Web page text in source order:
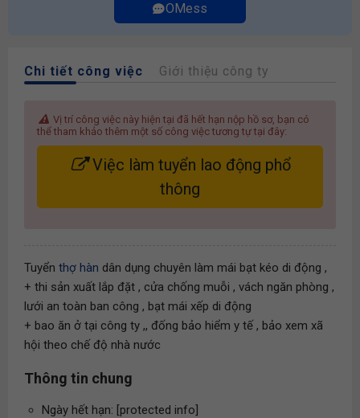
OMess
Chi tiết công việc Giới thiệu công ty
Vị trí công việc này hiện tại đã hết hạn nộp hồ sơ, bạn có
thể tham khảo thêm một số công việc tương tự tại đây:
Việc làm tuyển lao động phổ
thông
Tuyển thợ hàn dân dụng chuyên làm mái bạt kéo di động ,
+ thi sản xuất lắp đặt , cửa chống muỗi , vách ngăn phòng ,
lưới an toàn ban công , bạt mái xếp di động
+ bao ăn ở tại công ty ,, đống bảo hiểm y tế , bảo xem xã
hội theo chế độ nhà nước
Thông tin chung
Ngày hết hạn: [protected info]